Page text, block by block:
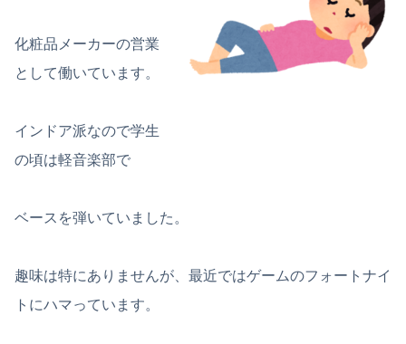
化粧品メーカーの営業
として働いています。
インドア派なので学生
の頃は軽音楽部で
ベースを弾いていました。
趣味は特にありませんが、最近ではゲームのフォートナイ
トにハマっています。